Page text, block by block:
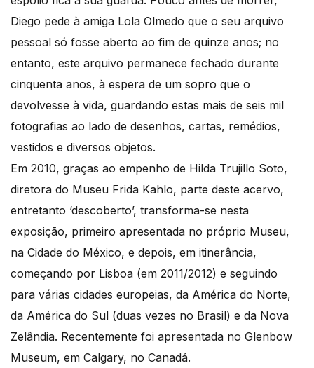
Diego pede à amiga Lola Olmedo que o seu arquivo
pessoal só fosse aberto ao fim de quinze anos; no
entanto, este arquivo permanece fechado durante
cinquenta anos, à espera de um sopro que o
devolvesse à vida, guardando estas mais de seis mil
fotografias ao lado de desenhos, cartas, remédios,
vestidos e diversos objetos.
Em 2010, graças ao empenho de Hilda Trujillo Soto,
diretora do Museu Frida Kahlo, parte deste acervo,
entretanto ‘descoberto’, transforma-se nesta
exposição, primeiro apresentada no próprio Museu,
na Cidade do México, e depois, em itinerância,
começando por Lisboa (em 2011/2012) e seguindo
para várias cidades europeias, da América do Norte,
da América do Sul (duas vezes no Brasil) e da Nova
Zelândia. Recentemente foi apresentada no Glenbow
Museum, em Calgary, no Canadá.